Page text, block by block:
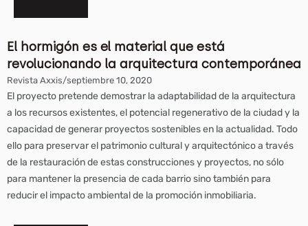
El hormigón es el material que está
revolucionando la arquitectura contemporánea
Revista Axxis/septiembre 10, 2020
El proyecto pretende demostrar la adaptabilidad de la arquitectura
a los recursos existentes, el potencial regenerativo de la ciudad y la
capacidad de generar proyectos sostenibles en la actualidad. Todo
ello para preservar el patrimonio cultural y arquitectónico a través
de la restauración de estas construcciones y proyectos, no sólo
para mantener la presencia de cada barrio sino también para
reducir el impacto ambiental de la promoción inmobiliaria.